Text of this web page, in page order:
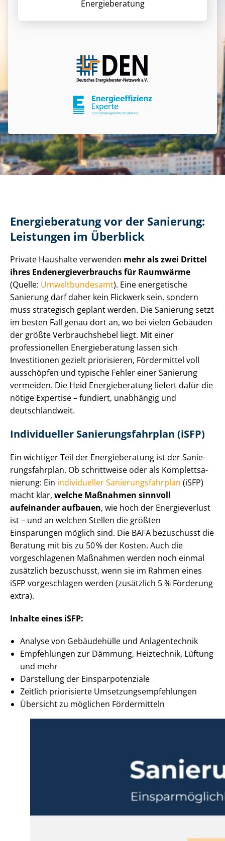
Energieberatung
Energieberatung vor der Sanierung:
Leistungen im Überblick
Private Haushalte verwenden mehr als zwei Drittel
ihres End­ener­gie­ver­brauchs für Raumwärme
(Quelle: Umweltbundesamt). Eine energetische
Sanierung darf daher kein Flickwerk sein, sondern
muss strategisch geplant werden. Die Sanierung setzt
im besten Fall genau dort an, wo bei vielen Gebäuden
der größte Verbrauchshebel liegt. Mit einer
professionellen Energieberatung lassen sich
Investitionen gezielt priorisieren, Fördermittel voll
ausschöpfen und typische Fehler einer Sanierung
vermeiden. Die Heid Energieberatung liefert dafür die
nötige Expertise – fundiert, unabhängig und
deutschlandweit.
Individueller Sa­nie­rungs­fahr­plan (iSFP)
Ein wichtiger Teil der Energieberatung ist der Sa­nie­
rungs­fahr­plan. Ob schrittweise oder als Kom­plett­sa­
nie­rung: Ein individueller Sa­nie­rungs­fahr­plan (iSFP)
macht klar, welche Maßnahmen sinnvoll
aufeinander aufbauen, wie hoch der Energieverlust
ist – und an welchen Stellen die größten
Einsparungen möglich sind. Die BAFA bezuschusst die
Beratung mit bis zu 50 % der Kosten. Auch die
vorgeschlagenen Maßnahmen werden noch einmal
zusätzlich bezuschusst, wenn sie im Rahmen eines
iSFP vorgeschlagen werden (zusätzlich 5 % Förderung
extra).
Inhalte eines iSFP:
Analyse von Gebäudehülle und Anlagentechnik
Empfehlungen zur Dämmung, Heiztechnik, Lüftung
und mehr
Darstellung der Ein­spar­po­ten­zia­le
Zeitlich priorisierte Um­set­zungs­emp­feh­lun­gen
Übersicht zu möglichen Fördermitteln